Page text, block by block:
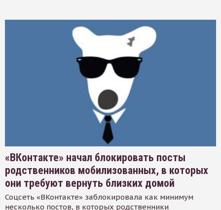
«ВКонтакте» начал блокировать посты
родственников мобилизованных, в которых
они требуют вернуть близких домой
Соцсеть «ВКонтакте» заблокировала как минимум
несколько постов, в которых родственники